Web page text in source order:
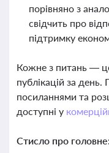
порівняно з
свідчить про
підтримку
Кожне з питань —
публікацій за
посиланнями та
доступні у
Стисло про головне: